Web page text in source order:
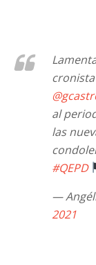
al
las
#QEPD
—
2021